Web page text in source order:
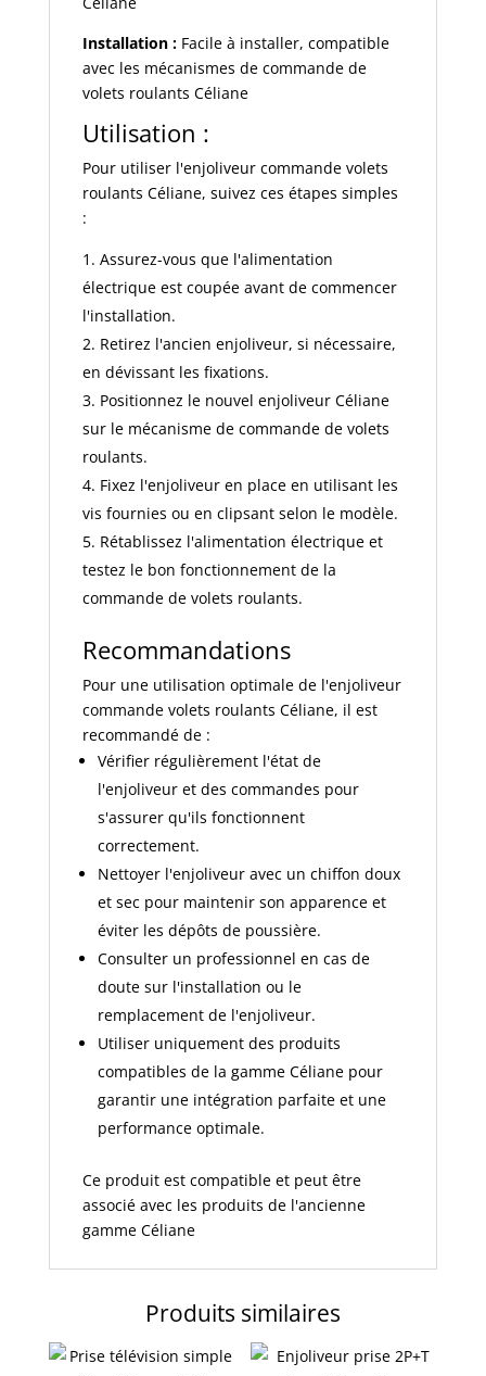
Installation :Facile à installer, compatible
avec les mécanismes de commande de
volets roulants Céliane
Utilisation :
Pour utiliser l'enjoliveur commande volets
roulants Céliane, suivez ces étapes simples
:
Assurez-vous que l'alimentation
électrique est coupée avant de commencer
l'installation.
Retirez l'ancien enjoliveur, si nécessaire,
en dévissant les fixations.
Positionnez le nouvel enjoliveur Céliane
sur le mécanisme de commande de volets
roulants.
Fixez l'enjoliveur en place en utilisant les
vis fournies ou en clipsant selon le modèle.
Rétablissez l'alimentation électrique et
testez le bon fonctionnement de la
commande de volets roulants.
Recommandations
Pour une utilisation optimale de l'enjoliveur
commande volets roulants Céliane, il est
recommandé de :
Vérifier régulièrement l'état de
l'enjoliveur et des commandes pour
s'assurer qu'ils fonctionnent
correctement.
Nettoyer l'enjoliveur avec un chiffon doux
et sec pour maintenir son apparence et
éviter les dépôts de poussière.
Consulter un professionnel en cas de
doute sur l'installation ou le
remplacement de l'enjoliveur.
Utiliser uniquement des produits
compatibles de la gamme Céliane pour
garantir une intégration parfaite et une
performance optimale.
Ce produit est compatible et peut être
associé avec les produits de l'ancienne
gamme Céliane
Produits similaires